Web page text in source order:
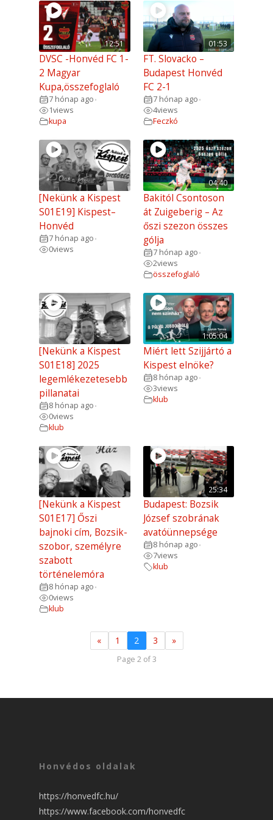
12:51
DVSC -Honvéd FC 1-
2 Magyar
Kupa,összefoglaló
7 hónap ago •
1views
kupa
01:53
FT. Slovacko –
Budapest Honvéd
FC 2-1
7 hónap ago •
4views
Feczkó
[Nekünk a Kispest
S01E19] Kispest–
Honvéd
7 hónap ago •
0views
04:40
Bakitól Csontoson
át Zuigeberig – Az
őszi szezon összes
gólja
7 hónap ago •
2views
összefoglaló
[Nekünk a Kispest
S01E18] 2025
legemlékezetesebb
pillanatai
8 hónap ago •
0views
klub
1:05:04
Miért lett Szijjártó a
Kispest elnöke?
8 hónap ago •
3views
klub
[Nekünk a Kispest
S01E17] Őszi
bajnoki cím, Bozsik-
szobor, személyre
szabott
történelemóra
8 hónap ago •
0views
klub
25:34
Budapest: Bozsik
József szobrának
avatóünnepsége
8 hónap ago •
7views
klub
« 1 2 3 »
Page 2 of 3
Honvédos oldalak
https://honvedfc.hu/
https://www.facebook.com/honvedfc